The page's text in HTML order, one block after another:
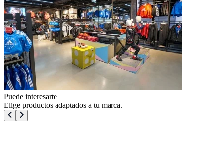
Puede interesarte
Elige productos adaptados a tu marca.